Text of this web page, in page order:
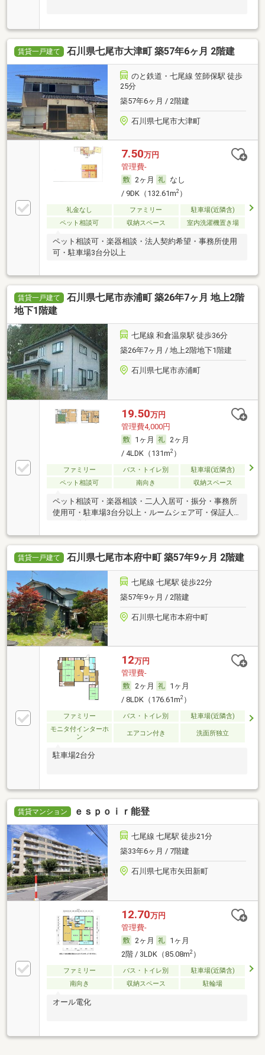
賃貸一戸建て 石川県七尾市大津町 築57年6ヶ月 2階建
のと鉄道・七尾線 笠師保駅 徒歩
25分
築57年6ヶ月 / 2階建
石川県七尾市大津町
7.50万円
管理費-
2ヶ月
なし
/ 9DK（132.61m2）
礼金なし ファミリー
駐車場(近隣含)
ペット相談可
収納スペース 室内洗濯機置き場
ペット相談可・楽器相談・法人契約希望・事務所使用
可・駐車場3台分以上
賃貸一戸建て
石川県七尾市赤浦町 築26年7ヶ月 地上2階
地下1階建
七尾線 和倉温泉駅 徒歩36分
築26年7ヶ月 / 地上2階地下1階建
石川県七尾市赤浦町
19.50万円
管理費4,000円
1ヶ月
2ヶ月
/ 4LDK（131m2）
ファミリー バス・トイレ別
駐車場(近隣含)
ペット相談可
南向き 収納スペース
ペット相談可・楽器相談・二人入居可・振分・事務所
使用可・駐車場3台分以上・ルームシェア可・保証人
賃貸一戸建て 石川県七尾市本府中町 築57年9ヶ月 2階建
七尾線 七尾駅 徒歩22分
築57年9ヶ月 / 2階建
石川県七尾市本府中町
12万円
管理費-
2ヶ月
1ヶ月
/ 8LDK（176.61m2）
ファミリー バス・トイレ別
駐車場(近隣含)
モニタ付インターホ
ン
エアコン付き 洗面所独立
駐車場2台分
賃貸マンション ｅｓｐｏｉｒ能登
七尾線 七尾駅 徒歩21分
築33年6ヶ月 / 7階建
石川県七尾市矢田新町
12.70万円
管理費-
2ヶ月
1ヶ月
2階 / 3LDK（85.08m2）
ファミリー バス・トイレ別
駐車場(近隣含)
南向き
収納スペース 駐輪場
オール電化